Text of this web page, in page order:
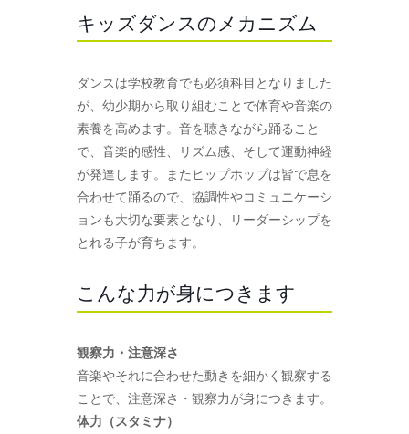
キッズダンスのメカニズム
ダンスは学校教育でも必須科目となりました
が、幼少期から取り組むことで体育や音楽の
素養を高めます。音を聴きながら踊ること
で、音楽的感性、リズム感、そして運動神経
が発達します。またヒップホップは皆で息を
合わせて踊るので、協調性やコミュニケーシ
ョンも大切な要素となり、リーダーシップを
とれる子が育ちます。
こんな力が身につきます
観察力・注意深さ
音楽やそれに合わせた動きを細かく観察する
ことで、注意深さ・観察力が身につきます。
体力（スタミナ）